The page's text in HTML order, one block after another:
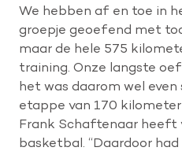
We hebben af en toe in
groepje geoefend met
maar de hele 575
training. Onze langste
het was daarom wel
etappe van 170 kilometer
Frank Schaftenaar heeft
basketbal. “Daardoor